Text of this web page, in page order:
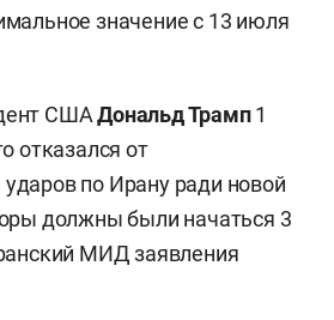
значение с 13 июля
СШАДональд Трамп1
отказался от
по Ирану ради новой
должны были начаться 3
МИД заявления